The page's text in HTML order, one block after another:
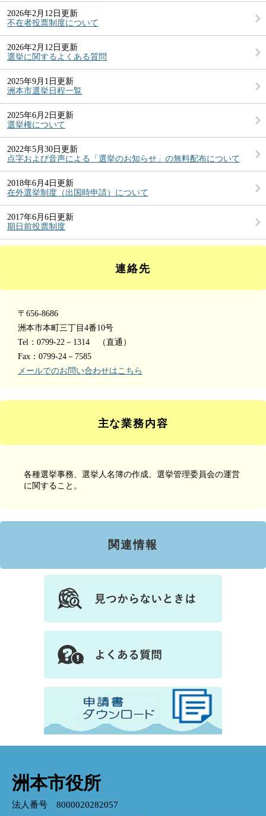
2026年2月12日更新
不在者投票制度について
2026年2月12日更新
選挙に関するよくある質問
2025年9月1日更新
洲本市選挙日程一覧
2025年6月2日更新
選挙権について
2022年5月30日更新
点字および音声による「選挙のお知らせ」の無料配布について
2018年6月4日更新
在外選挙制度（出国時申請）について
2017年6月6日更新
期日前投票制度
連絡先
〒656-8686
洲本市本町三丁目4番10号
Tel：0799-22－1314
（直通）
Fax：0799-24－7585
メールでのお問い合わせはこちら
主な業務内容
各種選挙事務、選挙人名簿の作成、選挙管理委員会の運営
に関すること。
関連情報
洲本市役所
法人番号 8000020282057